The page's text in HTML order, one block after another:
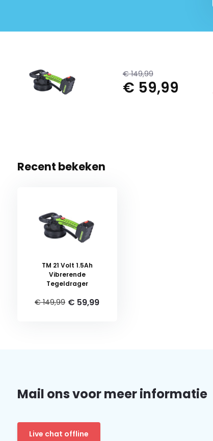
€ 149,99
€ 59,99
Recent bekeken
TM 21 Volt 1.5Ah
Vibrerende
Tegeldrager
€ 149,99 € 59,99
Mail ons voor meer informatie
Live chat offline